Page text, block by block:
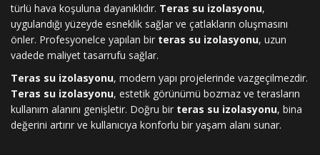
türlü hava koşuluna dayanıklıdır. Teras su izolasyonu,
uygulandığı yüzeyde esneklik sağlar ve çatlakların oluşmasını
önler. Profesyonelce yapılan bir teras su izolasyonu, uzun
vadede maliyet tasarrufu sağlar.
Teras su izolasyonu, modern yapı projelerinde vazgeçilmezdir.
Teras su izolasyonu, estetik görünümü bozmaz ve terasların
kullanım alanını genişletir. Doğru bir teras su izolasyonu, bina
değerini artırır ve kullanıcıya konforlu bir yaşam alanı sunar.